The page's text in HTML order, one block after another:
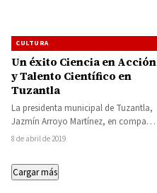
CULTURA
Un éxito Ciencia en Acción
y Talento Científico en
Tuzantla
La presidenta municipal de Tuzantla,
Jazmín Arroyo Martínez, en compañía
del diputado local Octavio Ocampo
8 de abril de 2019
Cargar más